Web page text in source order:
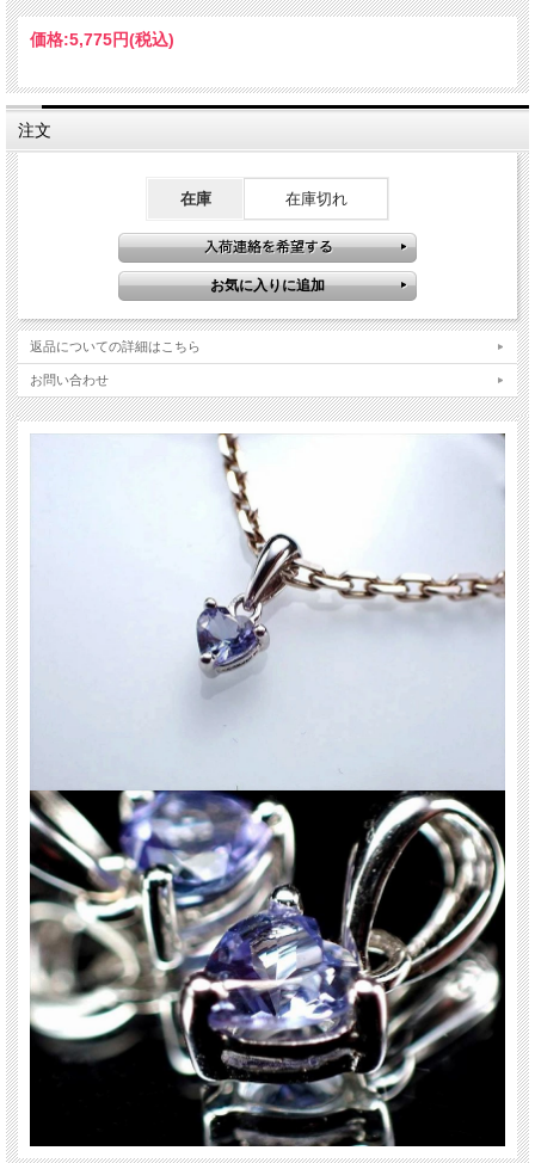
-
タンザナイト
商品説明
極上タンザナイトのペンダントトップが入荷致しました。
12月の誕生石として有名なタンザナイト。
タンザナイトの名称はティファニー社の商業名で、正式名称はブルーゾイサイト
意味合いは、その落ち着いたブルーにちなんで古代ケルト人に「霊力を授ける魔
神の啓示、永遠性、先人の智知を表し、意識を高次元に高めるといわれ、落ち着
きと思慮深い思考で正しい判断を下し、成功に導く力があるとされます。
ご注意事項
※サイズは目安です。 細かな誤差が出る場合があります。
※天然石ですので細かなカケや凹み、歪な部分やクラックなどがある場合があり
※天然石商品には色みに個体差があります。 また出来る限り自然な色みになるよ
う撮影を心がけておりますが、お使いのディスプレイ環境によって表示される色
みに差が出る場合があります。 ご了承ください。
天然石 パワーストーン 海外直輸入 バイヤー厳選 プレゼント ギフト メンズ レデ
ィース 卸し 卸価格 実店舗 ハンドメイド サイズ直し コムローズ comrose
価格:5,775円(税込)
注文
在庫 在庫切れ
返品についての詳細はこちら
お問い合わせ